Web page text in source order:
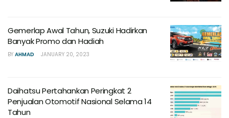
Gemerlap Awal Tahun, Suzuki Hadirkan
Banyak Promo dan Hadiah
BY AHMAD JANUARY 20, 2023
Daihatsu Pertahankan Peringkat 2
Penjualan Otomotif Nasional Selama 14
Tahun